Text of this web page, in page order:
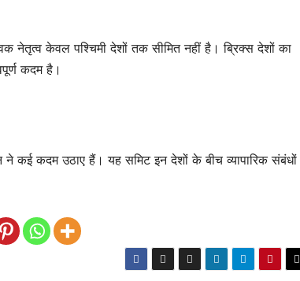
नेतृत्व केवल पश्चिमी देशों तक सीमित नहीं है। ब्रिक्स देशों का
कदम है।
कई कदम उठाए हैं। यह समिट इन देशों के बीच व्यापारिक संबंधों